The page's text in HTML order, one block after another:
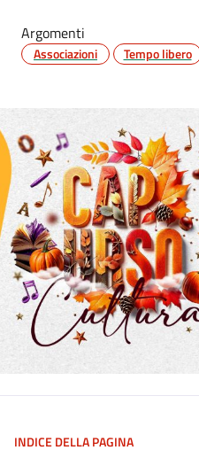
Argomenti
Associazioni Tempo libero
INDICE DELLA PAGINA